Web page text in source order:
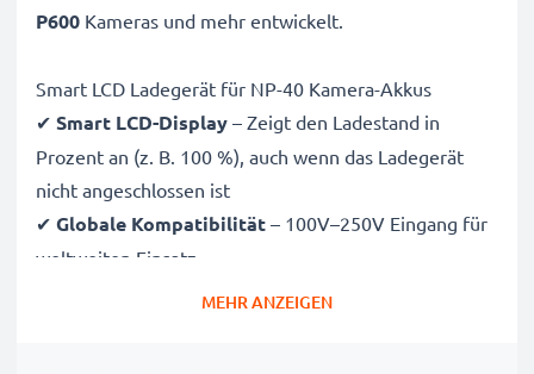
P600 Kameras und mehr entwickelt.
Smart LCD Ladegerät für NP-40 Kamera-Akkus
✔ Smart LCD-Display – Zeigt den Ladestand in
Prozent an (z. B. 100 %), auch wenn das Ladegerät
nicht angeschlossen ist
✔ Globale Kompatibilität – 100V–250V Eingang für
weltweiten Einsatz
Intelligentes Laden – Sanfte, variable Spannung
MEHR ANZEIGEN